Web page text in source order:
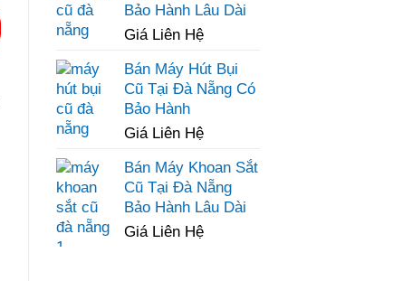
Bảo Hành Lâu Dài
Giá Liên Hệ
Bán Máy Hút Bụi
Cũ Tại Đà Nẵng Có
Bảo Hành
Giá Liên Hệ
Bán Máy Khoan Sắt
Cũ Tại Đà Nẵng
Bảo Hành Lâu Dài
Giá Liên Hệ